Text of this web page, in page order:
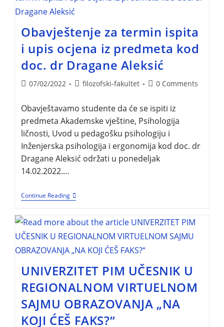
Obavještenje za termin ispita
i upis ocjena iz predmeta kod
doc. dr Dragane Aleksić
07/02/2022 filozofski-fakultet 0 Comments
Obavještavamo studente da će se ispiti iz
predmeta Akademske vještine, Psihologija
ličnosti, Uvod u pedagošku psihologiju i
Inženjerska psihologija i ergonomija kod doc. dr
Dragane Aleksić održati u ponedeljak
14.02.2022.…
Continue Reading
UNIVERZITET PIM UČESNIK U
REGIONALNOM VIRTUELNOM
SAJMU OBRAZOVANJA „NA
KOJI ĆEŠ FAKS?“